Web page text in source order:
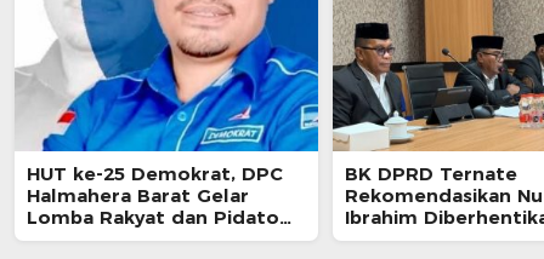
HUT ke-25 Demokrat, DPC
Halmahera Barat Gelar
Lomba Rakyat dan Pidato
AHY Muda
BK DPRD Ternate
Rekomendasikan
Ibrahim
Akibat Pelanggaran